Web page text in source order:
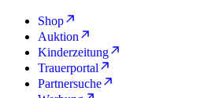
Shop
Auktion
Kinderzeitung
Trauerportal
Partnersuche